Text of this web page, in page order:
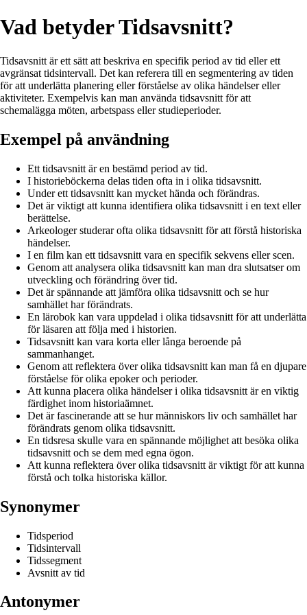
Vad betyder Tidsavsnitt?
Tidsavsnitt är ett sätt att beskriva en specifik period av tid eller ett
avgränsat tidsintervall. Det kan referera till en segmentering av tiden
för att underlätta planering eller förståelse av olika händelser eller
aktiviteter. Exempelvis kan man använda tidsavsnitt för att
schemalägga möten, arbetspass eller studieperioder.
Exempel på användning
Ett tidsavsnitt är en bestämd period av tid.
I historieböckerna delas tiden ofta in i olika tidsavsnitt.
Under ett tidsavsnitt kan mycket hända och förändras.
Det är viktigt att kunna identifiera olika tidsavsnitt i en text eller
berättelse.
Arkeologer studerar ofta olika tidsavsnitt för att förstå historiska
händelser.
I en film kan ett tidsavsnitt vara en specifik sekvens eller scen.
Genom att analysera olika tidsavsnitt kan man dra slutsatser om
utveckling och förändring över tid.
Det är spännande att jämföra olika tidsavsnitt och se hur
samhället har förändrats.
En lärobok kan vara uppdelad i olika tidsavsnitt för att underlätta
för läsaren att följa med i historien.
Tidsavsnitt kan vara korta eller långa beroende på
sammanhanget.
Genom att reflektera över olika tidsavsnitt kan man få en djupare
förståelse för olika epoker och perioder.
Att kunna placera olika händelser i olika tidsavsnitt är en viktig
färdighet inom historiaämnet.
Det är fascinerande att se hur människors liv och samhället har
förändrats genom olika tidsavsnitt.
En tidsresa skulle vara en spännande möjlighet att besöka olika
tidsavsnitt och se dem med egna ögon.
Att kunna reflektera över olika tidsavsnitt är viktigt för att kunna
förstå och tolka historiska källor.
Synonymer
Tidsperiod
Tidsintervall
Tidssegment
Avsnitt av tid
Antonymer